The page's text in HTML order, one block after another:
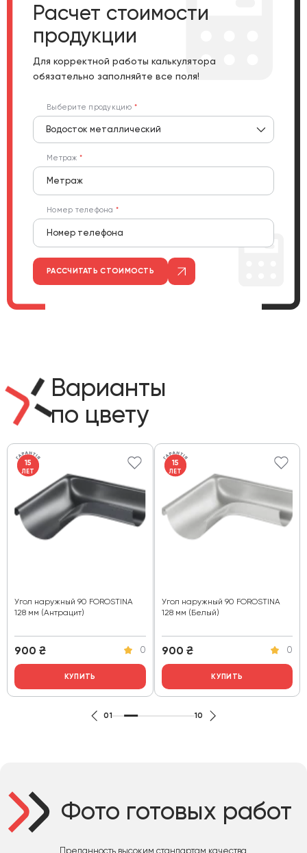
Расчет стоимости
продукции
Для корректной работы калькулятора
обязательно заполняйте все поля!
Выберите продукцию
Водосток металлический
Метраж
Номер телефона
РАССЧИТАТЬ СТОИМОСТЬ
Варианты
по цвету
15
ЛЕТ
Угол наружный 90 FOROSTINA
128 мм (Антрацит)
900 ₴ 0
КУПИТЬ
15
ЛЕТ
Угол наружный 90 FOROSTINA
128 мм (Белый)
900 ₴ 0
КУПИТЬ
01 10
Фото готовых работ
Преданность высоким стандартам качества